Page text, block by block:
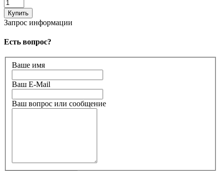
Запрос информации
Есть вопрос?
Ваше имя
Ваш E-Mail
Ваш вопрос или сообщение